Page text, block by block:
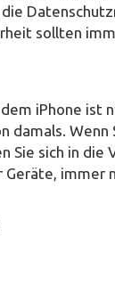
sollten
iPhone ist
Wenn
Sie sich in
immer